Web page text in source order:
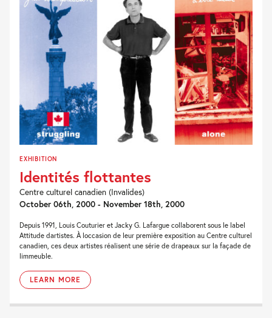
EXHIBITION
Identités flottantes
Centre culturel canadien (Invalides)
October 06th, 2000 - November 18th, 2000
Depuis 1991, Louis Couturier et Jacky G. Lafargue collaborent sous le label
Attitude dartistes. À loccasion de leur première exposition au Centre culturel
canadien, ces deux artistes réalisent une série de drapeaux sur la façade de
limmeuble.
LEARN MORE